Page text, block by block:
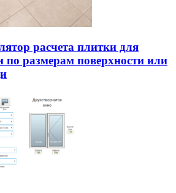
расчета плитки для
по размерам поверхности или